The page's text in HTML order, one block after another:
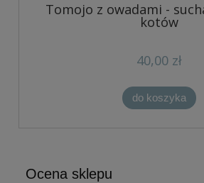
Tomojo z owadami -
kotów
40,00 zł
do koszyka
Ocena sklepu